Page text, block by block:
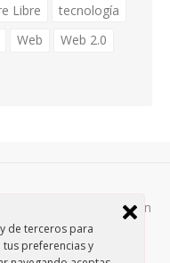
de terceros para
preferencias y
Libre
tecnología
Web
Web 2.0
de esta página están
Commons Attribution-
Política de privacidad